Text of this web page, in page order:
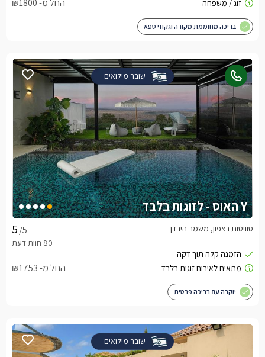
החל מ- ₪1800
בריכה מחוממת מקורה וגקוזי ספא
שובר מילואים
Y האוס - לזוגות בלבד
/5 סוויטות בצפון, משמר הירדן
החל מ- ₪1753
יוקרה עם בריכה פרטית
שובר מילואים